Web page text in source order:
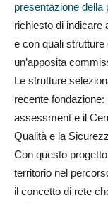
presentazione della
richiesto di indicare
e con quali
un’apposita
Le strutture
recente fondazione:
assessment e il
Qualità e la
Con questo
territorio nel
il concetto di rete